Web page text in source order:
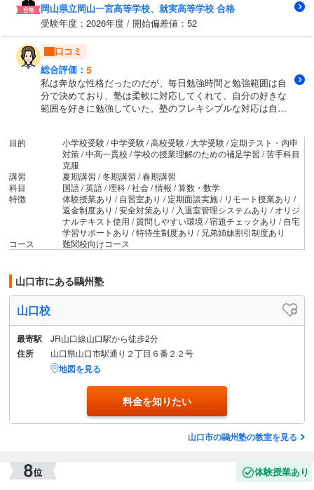
岡山県立岡山一宮高等学校、就実高等学校 合格
受験年度：2026年度 / 開始偏差値：52
口コミ
総合評価： 5
私は奔放な性格だったのだが、毎日勉強時間と勉強範囲は自
分で決めており、塾は柔軟に対応してくれて、自分の好きな
範囲を好きに勉強していた。塾のフレキシブルな対応は自分
目的
小学校受験 / 中学受験 / 高校受験 / 大学受験 / 定期テスト・内申
対策 / 中高一貫校 / 学校の授業理解のための補足学習 / 苦手科目
克服
講習
夏期講習 / 冬期講習 / 春期講習
科目
国語 / 英語 / 理科 / 社会 / 情報 / 算数・数学
特徴
体験授業あり / 自習室あり / 定期面談実施 / リモート授業あり /
返金制度あり / 安全対策あり / 入退室管理システムあり / オリジ
ナルテキスト使用 / 質問しやすい環境 / 宿題チェックあり / 自宅
学習サポートあり / 特待生制度あり / 兄弟姉妹割引制度あり
コース
難関校向けコース
山口市にある鷗州塾
山口校
最寄駅 JR山口線山口駅から徒歩2分
住所 山口県山口市駅通り２丁目６番２２号
地図を見る
料金を知りたい
山口市の鷗州塾の教室を見る
体験授業あり